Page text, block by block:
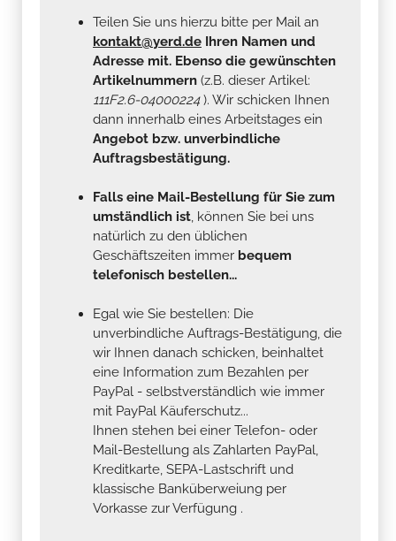
Teilen Sie uns hierzu bitte per Mail an
kontakt@yerd.de Ihren Namen und
Adresse mit. Ebenso die gewünschten
Artikelnummern (z.B. dieser Artikel:
111F2.6-04000224). Wir schicken Ihnen
dann innerhalb eines Arbeitstages ein
Angebot bzw. unverbindliche
Auftragsbestätigung.
Falls eine Mail-Bestellung für Sie zum
umständlich ist, können Sie bei uns
natürlich zu den üblichen
Geschäftszeiten immer bequem
telefonisch bestellen...
Egal wie Sie bestellen: Die
unverbindliche Auftrags-Bestätigung, die
wir Ihnen danach schicken, beinhaltet
eine Information zum Bezahlen per
PayPal - selbstverständlich wie immer
mit PayPal Käuferschutz...
Ihnen stehen bei einer Telefon- oder
Mail-Bestellung als Zahlarten PayPal,
Kreditkarte, SEPA-Lastschrift und
klassische Banküberweiung per
Vorkasse zur Verfügung .